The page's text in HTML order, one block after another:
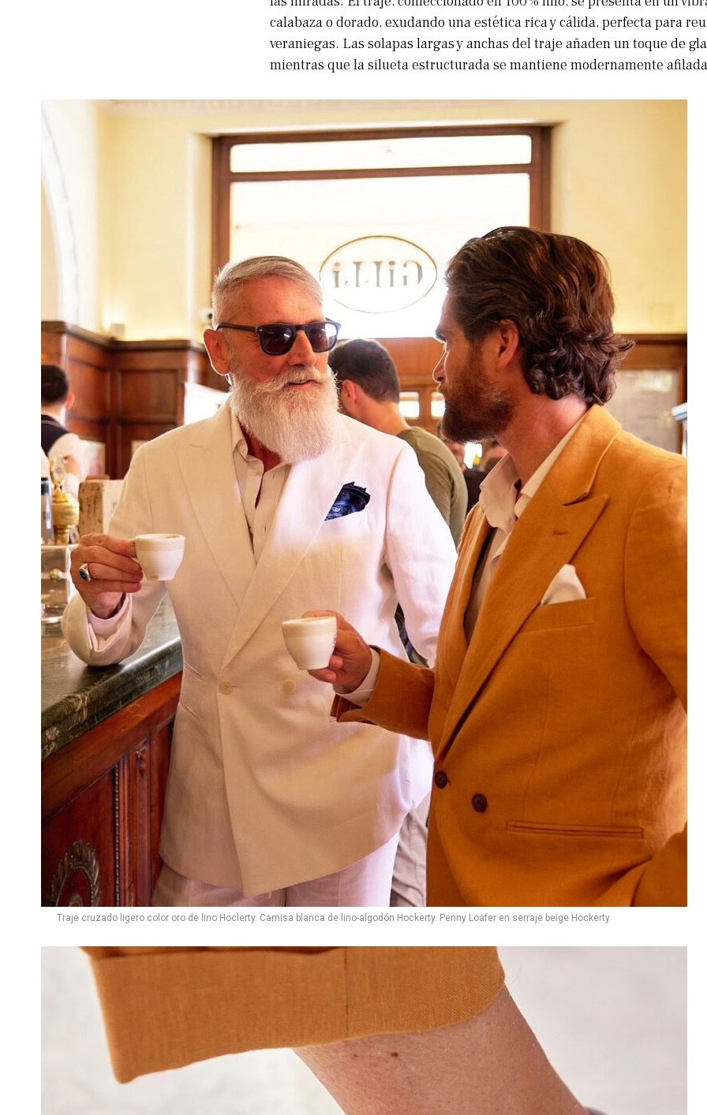
calabaza o dorado, exudando una estética rica y cálida, perfecta para
veraniegas. Las solapas largas y anchas del traje añaden un toque de
mientras que la silueta estructurada se mantiene modernamente
Traje cruzado ligero color oro de lino Hoclerty. Camisa blanca de lino-algodón Hockerty. Penny Loafer en serraje beige Hockerty